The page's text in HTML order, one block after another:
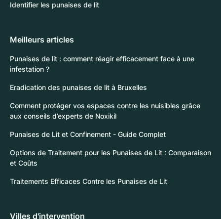
Identifier les punaises de lit
Meilleurs articles
Punaises de lit : comment réagir efficacement face à une
infestation ?
Eradication des punaises de lit à Bruxelles
Comment protéger vos espaces contre les nuisibles grâce
aux conseils d’experts de Noxikil
Punaises de Lit et Confinement - Guide Complet
Options de Traitement pour les Punaises de Lit : Comparaison
et Coûts
Traitements Efficaces Contre les Punaises de Lit
Villes d'intervention